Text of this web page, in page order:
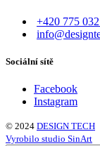
+420 775
Sociální sítě
Facebook
Instagram
© 2024 DESIGN TECH
Vyrobilo studio SinArt